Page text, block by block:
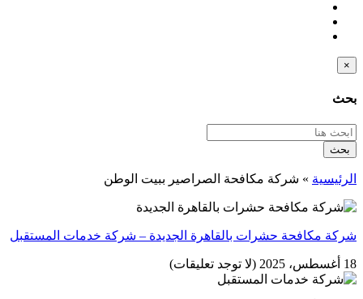
×
بحث
بحث
الرئيسية » شركة مكافحة الصراصير ببيت الوطن
شركة مكافحة حشرات بالقاهرة الجديدة – شركة خدمات المستقبل
18 أغسطس، 2025 (لا توجد تعليقات)